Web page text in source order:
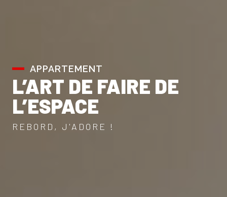
APPARTEMENT
L’ART DE FAIRE DE
L’ESPACE
REBORD, J'ADORE !